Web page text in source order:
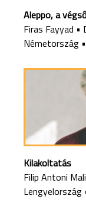
Aleppo, a
Firas Fayyad •
Németország •
Kilakoltatás
Filip Antoni
Lengyelország